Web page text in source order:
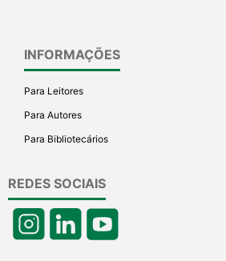
INFORMAÇÕES
Para Leitores
Para Autores
Para Bibliotecários
REDES SOCIAIS